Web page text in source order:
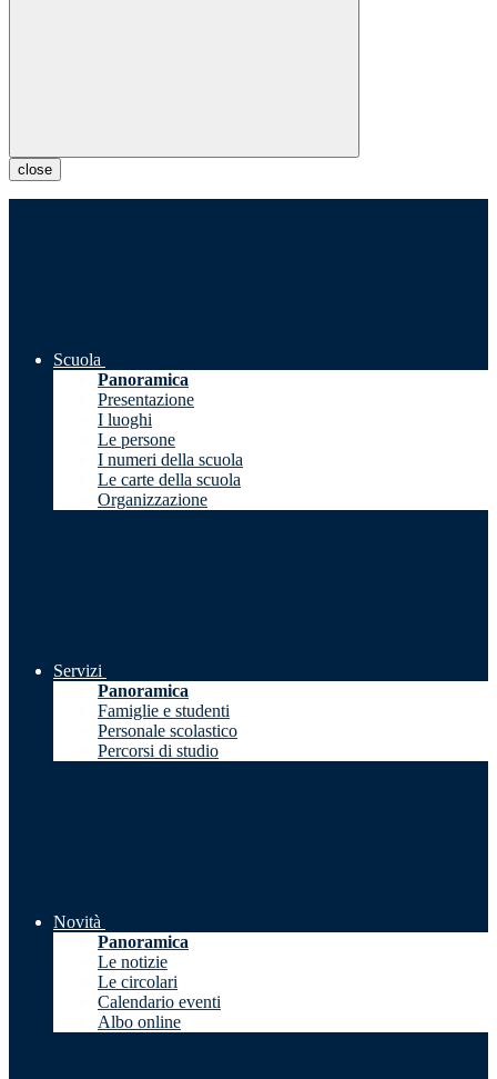
close
Scuola
Panoramica
Presentazione
I luoghi
Le persone
I numeri della scuola
Le carte della scuola
Organizzazione
Servizi
Panoramica
Famiglie e studenti
Personale scolastico
Percorsi di studio
Novità
Panoramica
Le notizie
Le circolari
Calendario eventi
Albo online